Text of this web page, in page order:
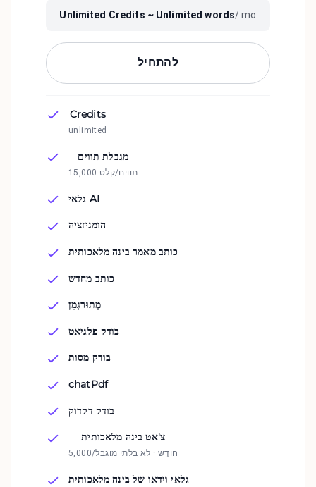
Unlimited Credits ~ Unlimited words/ mo
להתחיל
Credits
unlimited
מגבלת תווים
15,000 תווים/קלט
גלאי AI
הומניזציה
כותב מאמר בינה מלאכותית
כותב מחדש
מְתוּרגְמָן
בודק פלגיאט
בודק מסות
chatPdf
בודק דקדוק
צ'אט בינה מלאכותית
5,000/חוֹדֶשׁ · לא בלתי מוגבל
גלאי וידאו של בינה מלאכותית